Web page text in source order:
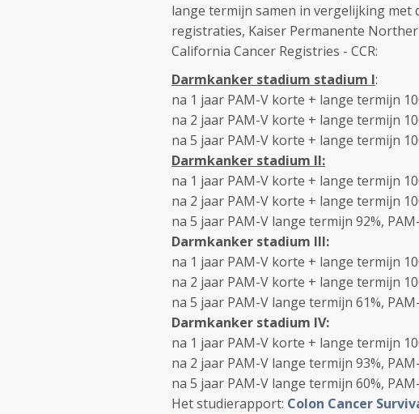
lange termijn samen in vergelijking met
registraties, Kaiser Permanente
California Cancer Registries - CCR:
Darmkanker stadium stadium I:
na 1 jaar PAM-V korte + lange termijn
na 2 jaar PAM-V korte + lange termijn
na 5 jaar PAM-V korte + lange termijn
Darmkanker stadium II:
na 1 jaar PAM-V korte + lange termijn
na 2 jaar PAM-V korte + lange termijn
na 5 jaar PAM-V lange termijn 92%,
Darmkanker stadium III:
na 1 jaar PAM-V korte + lange termijn
na 2 jaar PAM-V korte + lange termijn
na 5 jaar PAM-V lange termijn 61%,
Darmkanker stadium IV:
na 1 jaar PAM-V korte + lange termijn
na 2 jaar PAM-V lange termijn 93%,
na 5 jaar PAM-V lange termijn 60%,
Het studierapport: Colon Cancer